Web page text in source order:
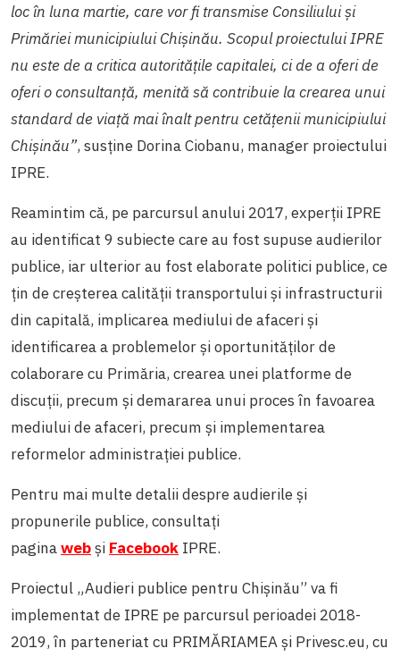
loc în luna martie, care vor fi transmise Consiliului și
Primăriei municipiului Chișinău. Scopul proiectului IPRE
nu este de a critica autoritățile capitalei, ci de a oferi de
oferi o consultanță, menită să contribuie la crearea unui
standard de viață mai înalt pentru cetățenii municipiului
Chișinău”, susține Dorina Ciobanu, manager proiectului
IPRE.
Reamintim că, pe parcursul anului 2017, experții IPRE
au identificat 9 subiecte care au fost supuse audierilor
publice, iar ulterior au fost elaborate politici publice, ce
țin de creșterea calității transportului și infrastructurii
din capitală, implicarea mediului de afaceri și
identificarea a problemelor și oportunităților de
colaborare cu Primăria, crearea unei platforme de
discuții, precum și demararea unui proces în favoarea
mediului de afaceri, precum și implementarea
reformelor administrației publice.
Pentru mai multe detalii despre audierile și
propunerile publice, consultați
paginawebși Facebook IPRE.
Proiectul „Audieri publice pentru Chișinău” va fi
implementat de IPRE pe parcursul perioadei 2018-
2019, în parteneriat cu PRIMĂRIAMEA și Privesc.eu, cu